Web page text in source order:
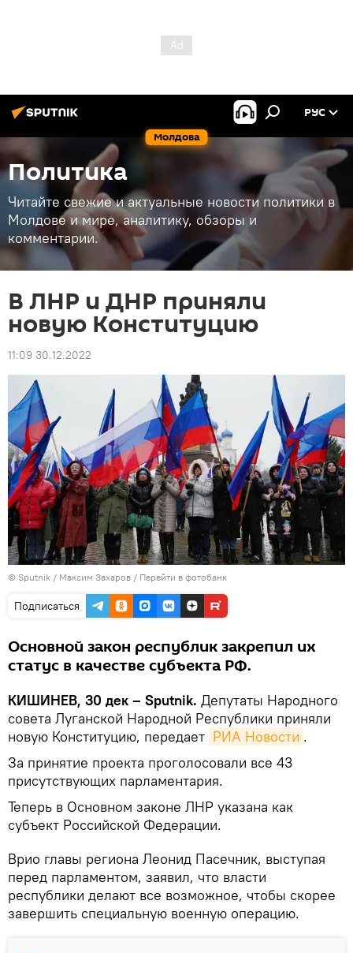
Молдова
РУС
Политика
Читайте свежие и актуальные новости политики в
Молдове и мире, аналитику, обзоры и
комментарии.
В ЛНР и ДНР приняли
новую Конституцию
11:09 30.12.2022
© Sputnik / Максим Захаров / Перейти в фотобанк
Подписаться
Основной закон республик закрепил их
статус в качестве субъекта РФ.
КИШИНЕВ, 30 дек – Sputnik. Депутаты Народного
совета Луганской Народной Республики приняли
новую Конституцию, передает РИА Новости .
За принятие проекта проголосовали все 43
присутствующих парламентария.
Теперь в Основном законе ЛНР указана как
субъект Российской Федерации.
Врио главы региона Леонид Пасечник, выступая
перед парламентом, заявил, что власти
республики делают все возможное, чтобы скорее
завершить специальную военную операцию.